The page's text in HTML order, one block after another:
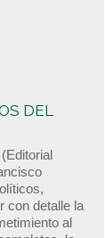
DEL
(Editorial
con detalle la
al